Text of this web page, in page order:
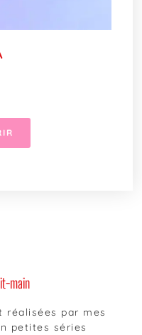
main
réalisées par mes
petites séries